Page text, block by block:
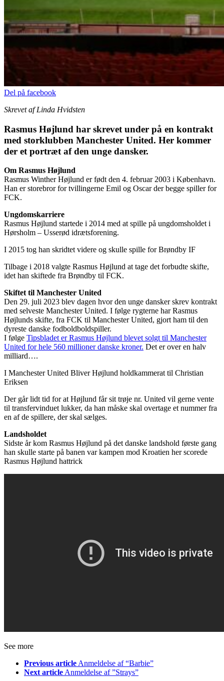
Del på facebook
Skrevet af Linda Hvidsten
Rasmus Højlund har skrevet under på en kontrakt
med storklubben Manchester United. Her kommer
der et portræt af den unge dansker.
Om Rasmus Højlund
Rasmus Winther Højlund er født den 4. februar 2003 i København.
Han er storebror for tvillingerne Emil og Oscar der begge spiller for
FCK.
Ungdomskarriere
Rasmus Højlund startede i 2014 med at spille på ungdomsholdet i
Hørsholm – Usserød idrætsforening.
I 2015 tog han skridtet videre og skulle spille for Brøndby IF
Tilbage i 2018 valgte Rasmus Højlund at tage det forbudte skifte,
idet han skiftede fra Brøndby til FCK.
Skiftet til Manchester United
Den 29. juli 2023 blev dagen hvor den unge dansker skrev kontrakt
med selveste Manchester United. I følge rygterne har Rasmus
Højlunds skifte, fra FCK til Manchester United, gjort ham til den
dyreste danske fodboldboldspiller.
I følge Tipsbladet er Rasmus Højlund blevet solgt til Manchester
United for hele 560 millioner danske kroner. Det er over en halv
milliard….
I Manchester United Bliver Højlund holdkammerat til Christian
Eriksen
Der går lidt tid for at Højlund får sit trøje nr. United vil gerne vente
til transfervinduet lukker, da han måske skal overtage et nummer fra
en af de spillere, der skal sælges.
Landsholdet
Sidste år kom Rasmus Højlund på det danske landshold første gang
han skulle starte på banen var kampen mod Kroatien her scorede
Rasmus Højlund hattrick
See more
Previous article Anmeldelse af “Barbie”
Next article Anmeldelse af ”Strays”